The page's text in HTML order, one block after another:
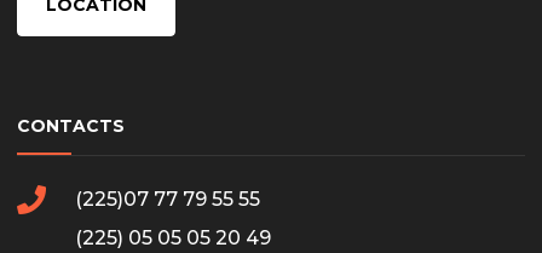
LOCATION
CONTACTS
(225)07 77 79 55 55
(225) 05 05 05 20 49